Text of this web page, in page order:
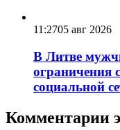
11:2705 авг 2026
В Литве
ограничения
социальной
Комментарии